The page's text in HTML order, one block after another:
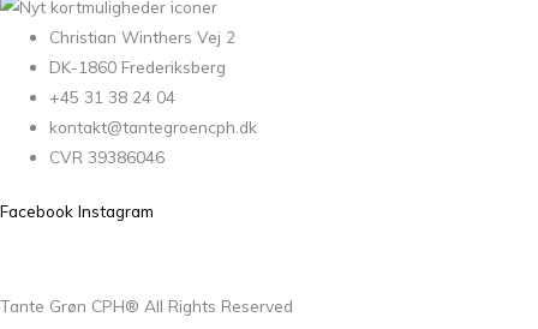
Christian Winthers Vej 2
DK-1860 Frederiksberg
+45 31 38 24 04
kontakt@tantegroencph.dk
CVR 39386046
Facebook Instagram
Tante Grøn CPH® All Rights Reserved